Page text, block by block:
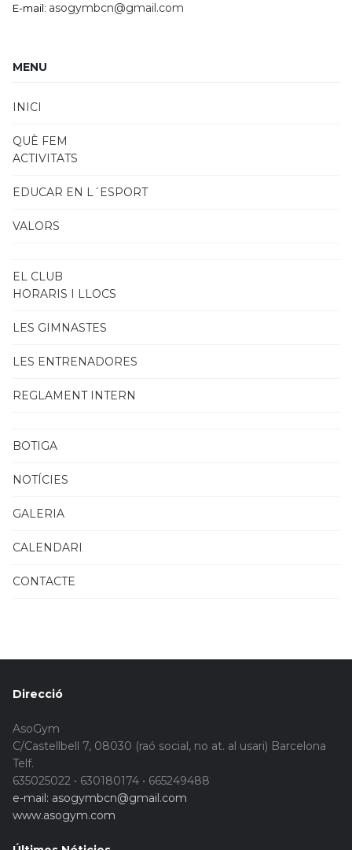
E-mail: asogymbcn@gmail.com
MENU
INICI
QUÈ FEM
ACTIVITATS
EDUCAR EN L´ESPORT
VALORS
EL CLUB
HORARIS I LLOCS
LES GIMNASTES
LES ENTRENADORES
REGLAMENT INTERN
BOTIGA
NOTÍCIES
GALERIA
CALENDARI
CONTACTE
Direcció
AsoGym
C/Castellbell 7, 08030 (raó social, no at. al usari) Barcelona
Telf.
635025022 • 630180174 • 665249488
e-mail: asogymbcn@gmail.com
www.asogym.com